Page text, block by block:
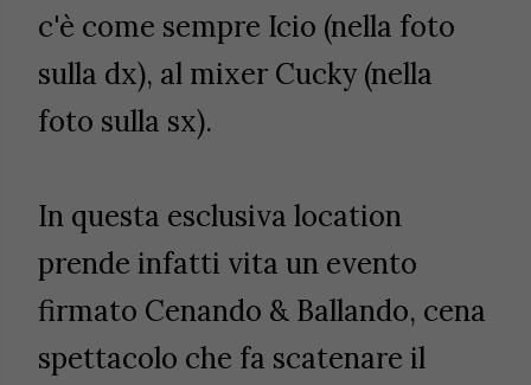
c'è come sempre Icio (nella foto
sulla dx), al mixer Cucky (nella
foto sulla sx).
In questa esclusiva location
prende infatti vita un evento
firmato Cenando & Ballando, cena
spettacolo che fa scatenare il